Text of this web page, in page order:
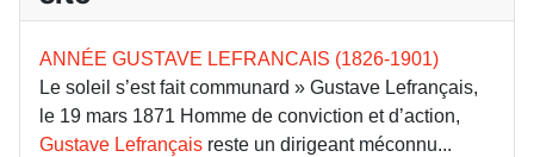
ANNÉE GUSTAVE LEFRANCAIS (1826-1901)
Le soleil s’est fait communard » Gustave Lefrançais,
le 19 mars 1871 Homme de conviction et d’action,
Gustave Lefrançais reste un dirigeant méconnu...